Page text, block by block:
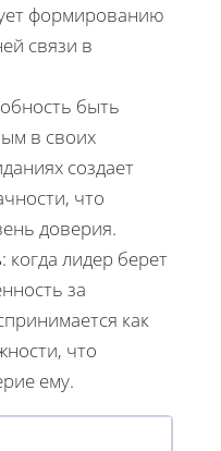
формированию
связи в
быть
в своих
создает
что
доверия.
: когда лидер берет
за
как
что
ему.